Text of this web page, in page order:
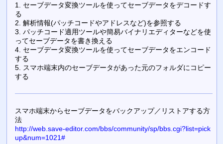
1. セーブデータ変換ツールを使ってセーブデータをデコードす
る
2. 解析情報(パッチコードやアドレスなど)を参照する
3. パッチコード適用ツールや簡易バイナリエディターなどを使
ってセーブデータを書き換える
4. セーブデータ変換ツールを使ってセーブデータをエンコード
する
5. スマホ端末内のセーブデータがあった元のフォルダにコピー
する
スマホ端末からセーブデータをバックアップ／リストアする方
法
http://web.save-editor.com/bbs/community/sp/bbs.cgi?list=pick
up&num=1021#